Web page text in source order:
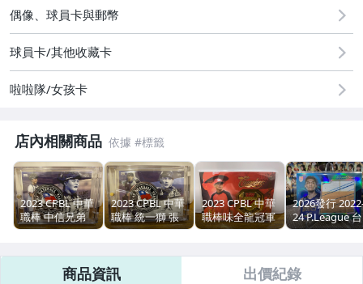
偶像、球員卡與郵幣
偶像、球員卡與郵幣
球員卡/其他收藏卡
啦啦隊/女孩卡
店內相關商品
2023 CPBL 中華
職棒 中信兄弟
張聖豪 限量/50
2023 CPBL 中華
職棒 統一獅 張
翔 限量/50 國家
名
2023 CPBL 中華
職棒味全龍冠軍
之路 台灣大賽
限量/15 冠軍戒
2026發行
24 P.League 台
北富邦勇士球
patch 限量
20/20 尾編
商品資訊 出價紀錄